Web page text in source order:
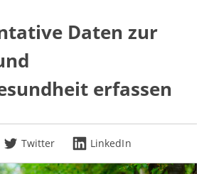
Daten zur
erfassen
Twitter LinkedIn